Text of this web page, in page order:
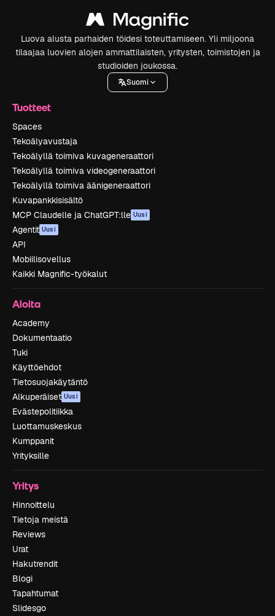
Luova alusta parhaiden töidesi toteuttamiseen. Yli miljoona
tilaajaa luovien alojen ammattilaisten, yritysten, toimistojen ja
studioiden joukossa.
Suomi
Tuotteet
Spaces
Tekoälyavustaja
Tekoälyllä toimiva kuvageneraattori
Tekoälyllä toimiva videogeneraattori
Tekoälyllä toimiva äänigeneraattori
Kuvapankkisisältö
MCP Claudelle ja ChatGPT:lle Uusi
Agentit Uusi
API
Mobiilisovellus
Kaikki Magnific-työkalut
Aloita
Academy
Dokumentaatio
Tuki
Käyttöehdot
Tietosuojakäytäntö
Alkuperäiset Uusi
Evästepolitiikka
Luottamuskeskus
Kumppanit
Yrityksille
Yritys
Hinnoittelu
Tietoja meistä
Reviews
Urat
Hakutrendit
Blogi
Tapahtumat
Slidesgo